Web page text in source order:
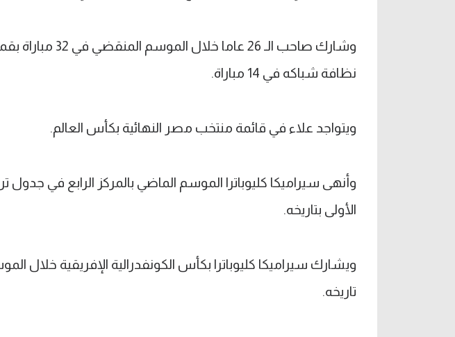
وشارك صاحب الـ 26
نظافة شباكه في 14 مباراة.
ويتواجد علاء في قائمة منتخب مصر النهائية بكأس العالم.
وأنهى سيراميكا كليوباترا الموسم الماضي بالمركز الرابع في جدول
الأولى بتاريخه.
ويشارك سيراميكا كليوباترا بكأس الكونفدرالية الإفريقية خلال
تاريخه.